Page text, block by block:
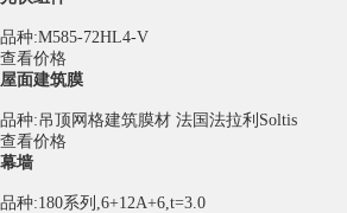
品种:M585-72HL4-V
查看价格
屋面建筑膜
品种:吊顶网格建筑膜材 法国法拉利Soltis
查看价格
幕墙
品种:180系列,6+12A+6,t=3.0